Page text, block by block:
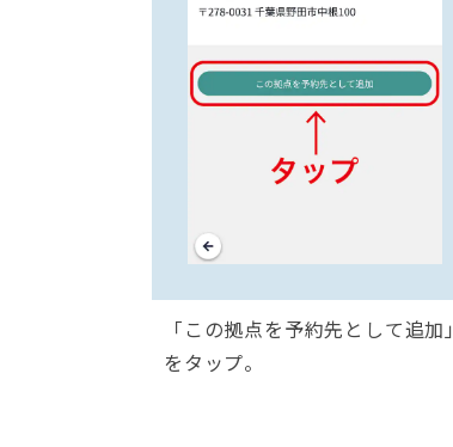
「この拠点を予約先として追加」
をタップ。